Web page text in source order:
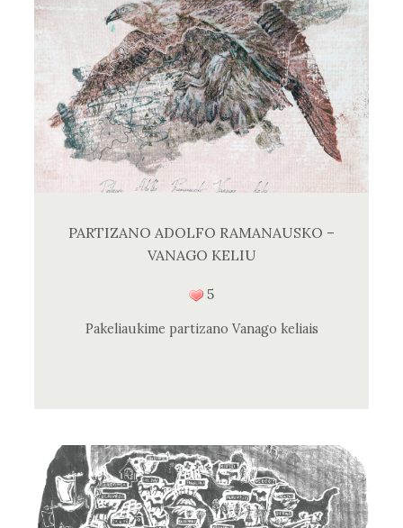
PARTIZANO ADOLFO RAMANAUSKO –
VANAGO KELIU
5
Pakeliaukime partizano Vanago keliais